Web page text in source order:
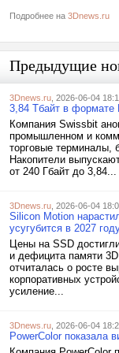
Подробнее на 3Dnews.ru
Предыдущие
3Dnews.ru , 2026-06-04
3,84 Тбайт в формате
Компания Swissbit
промышленном и
торговые терминалы,
Накопители
от 240 Гбайт до 3,84...
3Dnews.ru , 2026-06-04
Silicon Motion
усугубится в 2027
Цены на SSD
и дефицита памяти
отчиталась о росте
корпоративных
усиление...
3Dnews.ru , 2026-06-04
PowerColor показала